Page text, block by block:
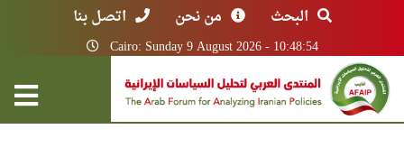
البحث من نحن اتصل بنا
Cairo: Sunday 9 August 2026 - 10:48:54